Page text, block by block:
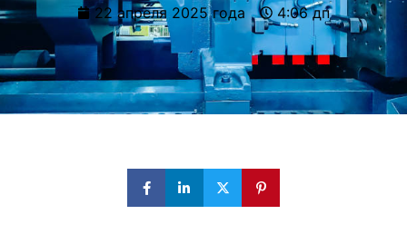
22 апреля 2025 года 4:06 дп